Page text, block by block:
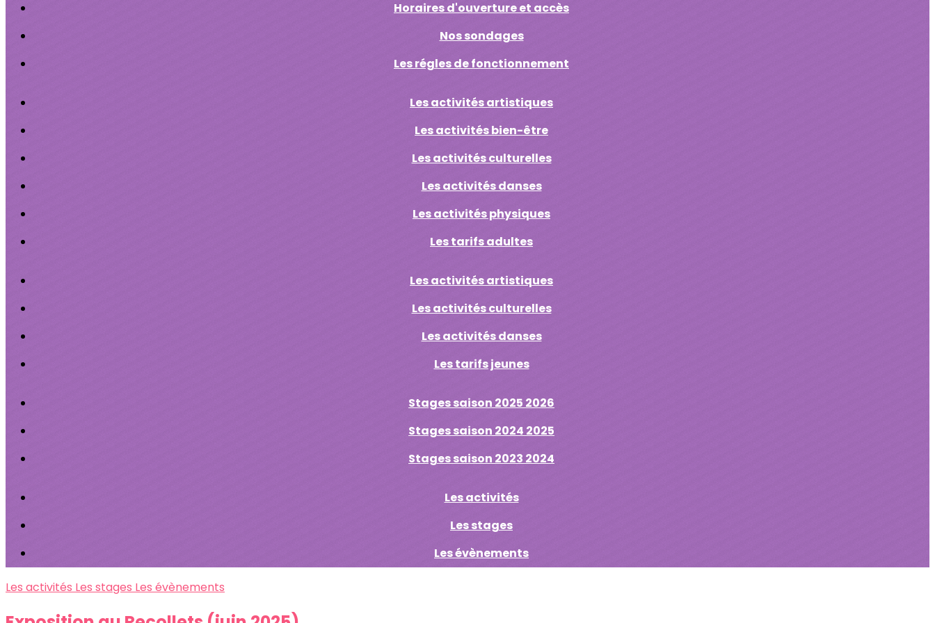
Horaires d'ouverture et accès
Nos sondages
Les régles de fonctionnement
Les activités artistiques
Les activités bien-être
Les activités culturelles
Les activités danses
Les activités physiques
Les tarifs adultes
Les activités artistiques
Les activités culturelles
Les activités danses
Les tarifs jeunes
Stages saison 2025 2026
Stages saison 2024 2025
Stages saison 2023 2024
Les activités
Les stages
Les évènements
Les activités Les stages Les évènements